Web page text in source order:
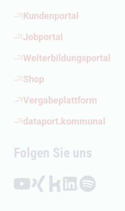
Kundenportal
(Öffnet externen Link)
Jobportal
(Öffnet externen Link)
Weiterbildungsportal
(Öffnet externen Link)
Shop
(Öffnet externen Link)
Vergabeplattform
(Öffnet externen Link)
dataport.kommunal
(Öffnet externen Link)
Folgen Sie uns
Folgen auf YouTube (Öffnet
Folgen auf Xing (Öffnet
Folgen auf Kununu
Folgen auf
Folgen auf